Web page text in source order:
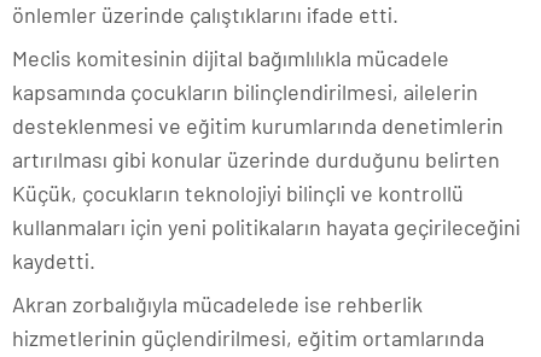
önlemler üzerinde çalıştıklarını ifade etti.
Meclis komitesinin dijital bağımlılıkla mücadele
kapsamında çocukların bilinçlendirilmesi, ailelerin
desteklenmesi ve eğitim kurumlarında denetimlerin
artırılması gibi konular üzerinde durduğunu belirten
Küçük, çocukların teknolojiyi bilinçli ve kontrollü
kullanmaları için yeni politikaların hayata geçirileceğini
kaydetti.
Akran zorbalığıyla mücadelede ise rehberlik
hizmetlerinin güçlendirilmesi, eğitim ortamlarında